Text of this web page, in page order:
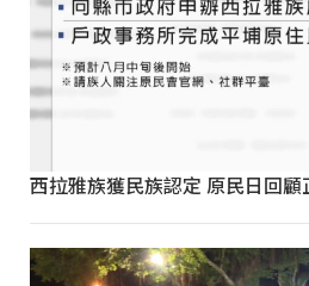
西拉雅族獲民族認定 原民日回顧